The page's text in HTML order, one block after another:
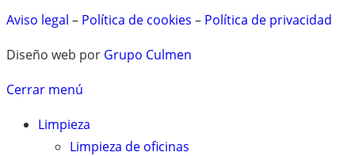
Aviso legal – Política de cookies – Política de privacidad
Diseño web por Grupo Culmen
Cerrar menú
Limpieza
Limpieza de oficinas